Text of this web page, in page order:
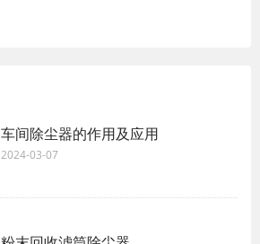
车间除尘器的作用及应用
2024-03-07